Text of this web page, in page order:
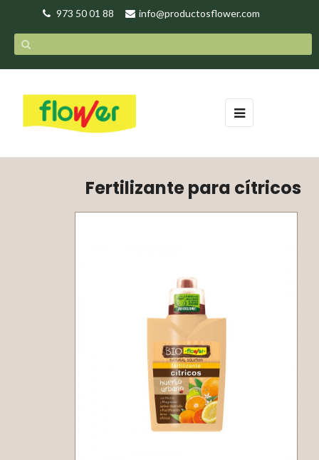
973 50 01 88 info@productosflower.com
Navegación
de
☰
Fertilizante para cítricos